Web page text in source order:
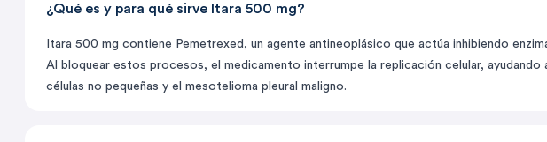
¿Qué es y para qué sirve Itara 500 mg?
Itara 500 mg contiene Pemetrexed, un agente antineoplásico que actúa inhibiendo
Al bloquear estos procesos, el medicamento interrumpe la replicación celular,
células no pequeñas y el mesotelioma pleural maligno.